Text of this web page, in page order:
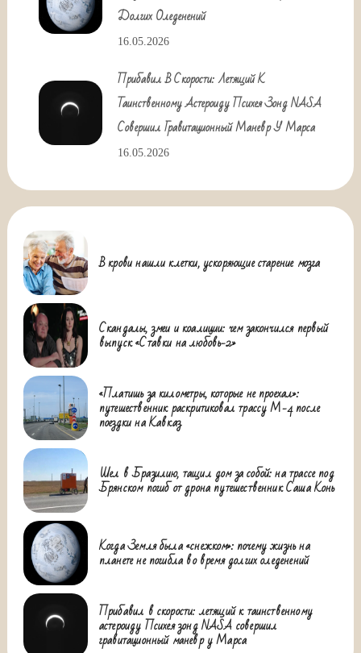
Долгих Оледенений
16.05.2026
Прибавил В Скорости: Летящий К
Таинственному Астероиду Психея Зонд NASA
Совершил Гравитационный Маневр У Марса
16.05.2026
В крови нашли клетки, ускоряющие старение мозга
Скандалы, змеи и коалиции: чем закончился первый
выпуск «Ставки на любовь-2»
«Платишь за километры, которые не проехал»:
путешественник раскритиковал трассу М-4 после
поездки на Кавказ
Шел в Бразилию, тащил дом за собой: на трассе под
Брянском погиб от дрона путешественник Саша Конь
Когда Земля была «снежком»: почему жизнь на
планете не погибла во время долгих оледенений
Прибавил в скорости: летящий к таинственному
астероиду Психея зонд NASA совершил
гравитационный маневр у Марса